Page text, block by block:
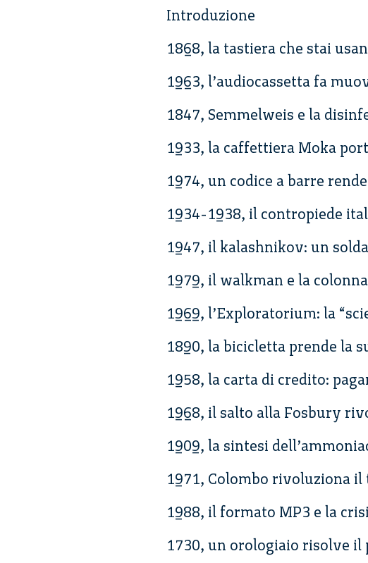
Introduzione
1868, la tastiera che stai
1963, l’audiocassetta fa
1847, Semmelweis e la
1933, la caffettiera Moka
1974, un codice a barre
1934-1938, il contropiede
1947, il kalashnikov: un
1979, il walkman e la
1969, l’Exploratorium: la
1890, la bicicletta prende la
1958, la carta di credito:
1968, il salto alla Fosbury
1909, la sintesi
1971, Colombo rivoluziona
1988, il formato MP3 e la
1730, un orologiaio risolve